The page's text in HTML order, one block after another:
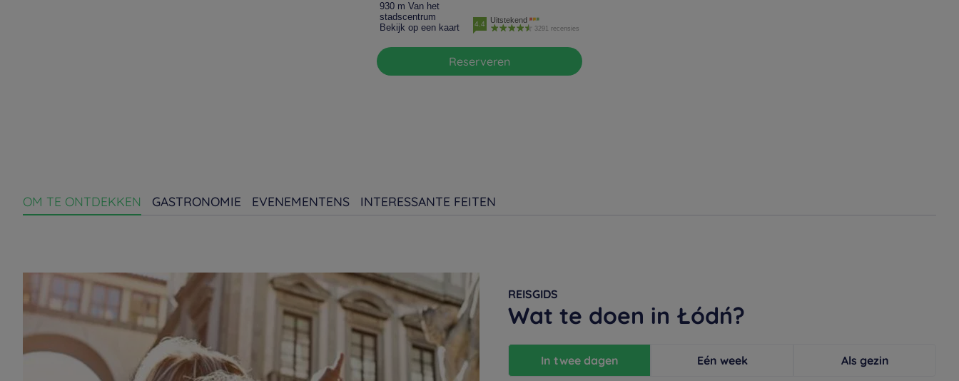
930 m Van het
stadscentrum
Bekijk op een kaart
4.4 Uitstekend
3291 recensies
Reserveren
OM TE ONTDEKKEN GASTRONOMIE EVENEMENTENS INTERESSANTE FEITEN
REISGIDS
Wat te doen in Łódń?
In twee dagen Eén week Als gezin